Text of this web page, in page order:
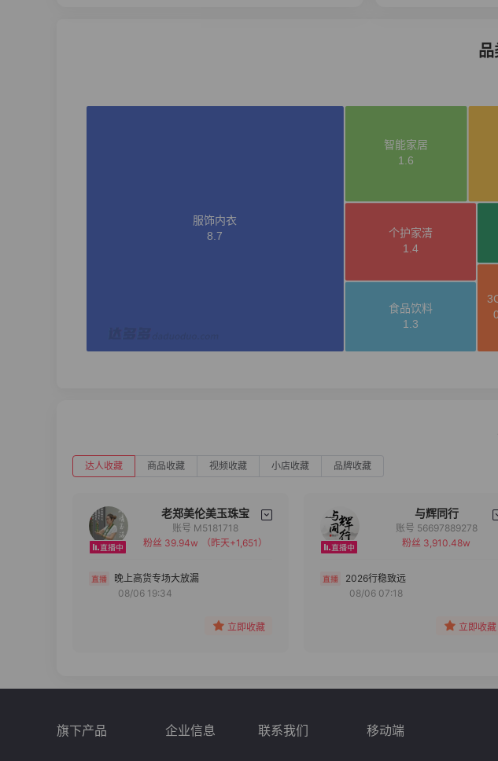
达人收藏 商品收藏 视频收藏 小店收藏 品牌收藏
老郑美伦美玉珠宝
备注
分组
账号 M5181718
粉丝 39.94w
（昨天+1,651）
晚上高货专场大放漏
08/06 19:34
立即收藏
与辉同行
备注
账号 56697889278
粉丝 3,910.48w
2026行稳致远
08/06 07:18
立即收藏
旗下产品 企业信息 联系我们 移动端